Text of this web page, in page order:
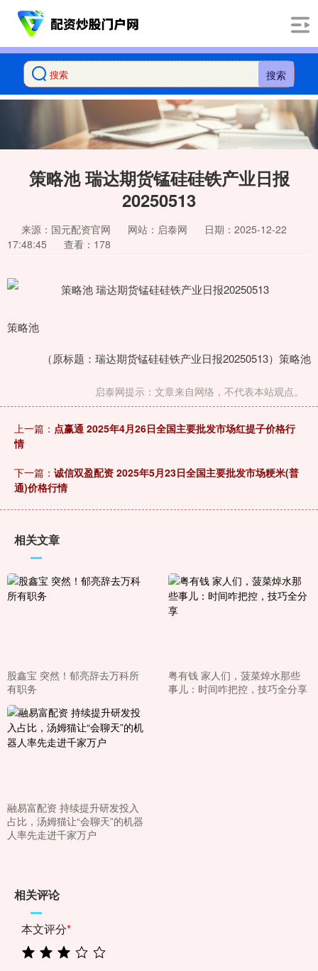
搜索
策略池 瑞达期货锰硅硅铁产业日报
20250513
来源：国元配资官网 网站：启泰网
日期：2025-12-22
17:48:45
查看：178
策略池
（原标题：瑞达期货锰硅硅铁产业日报20250513）策略池
启泰网提示：文章来自网络，不代表本站观点。
上一篇： 点赢通 2025年4月26日全国主要批发市场红提子价格行
情
下一篇： 诚信双盈配资 2025年5月23日全国主要批发市场粳米(普
通)价格行情
相关文章
股鑫宝 突然！郁亮辞去万科所
有职务
粤有钱 家人们，菠菜焯水那些
事儿：时间咋把控，技巧全分享
融易富配资 持续提升研发投入
占比，汤姆猫让“会聊天”的机器
人率先走进千家万户
相关评论
本文评分*